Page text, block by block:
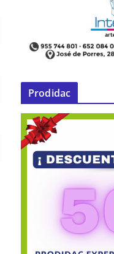
Prodidac